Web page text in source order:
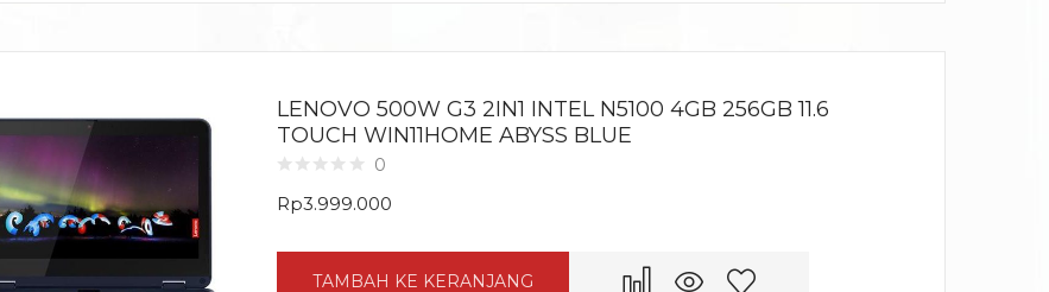
LENOVO 500W G3 2IN1 INTEL N5100 4GB 256GB 11.6
TOUCH WIN11HOME ABYSS BLUE
0
Rp3.999.000
TAMBAH KE KERANJANG